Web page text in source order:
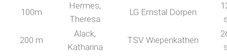
100m
Hermes,
Theresa
LG Emstal Dörpen
200 m
Alack,
Katharina
TSV Wiepenkathen